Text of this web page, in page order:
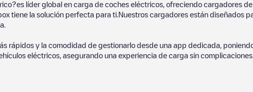
líder global en carga de coches eléctricos, ofreciendo cargadores
tiene la solución perfecta para ti.Nuestros cargadores están diseñados
rápidos y la comodidad de gestionarlo desde una app dedicada,
eléctricos, asegurando una experiencia de carga sin complicaciones.